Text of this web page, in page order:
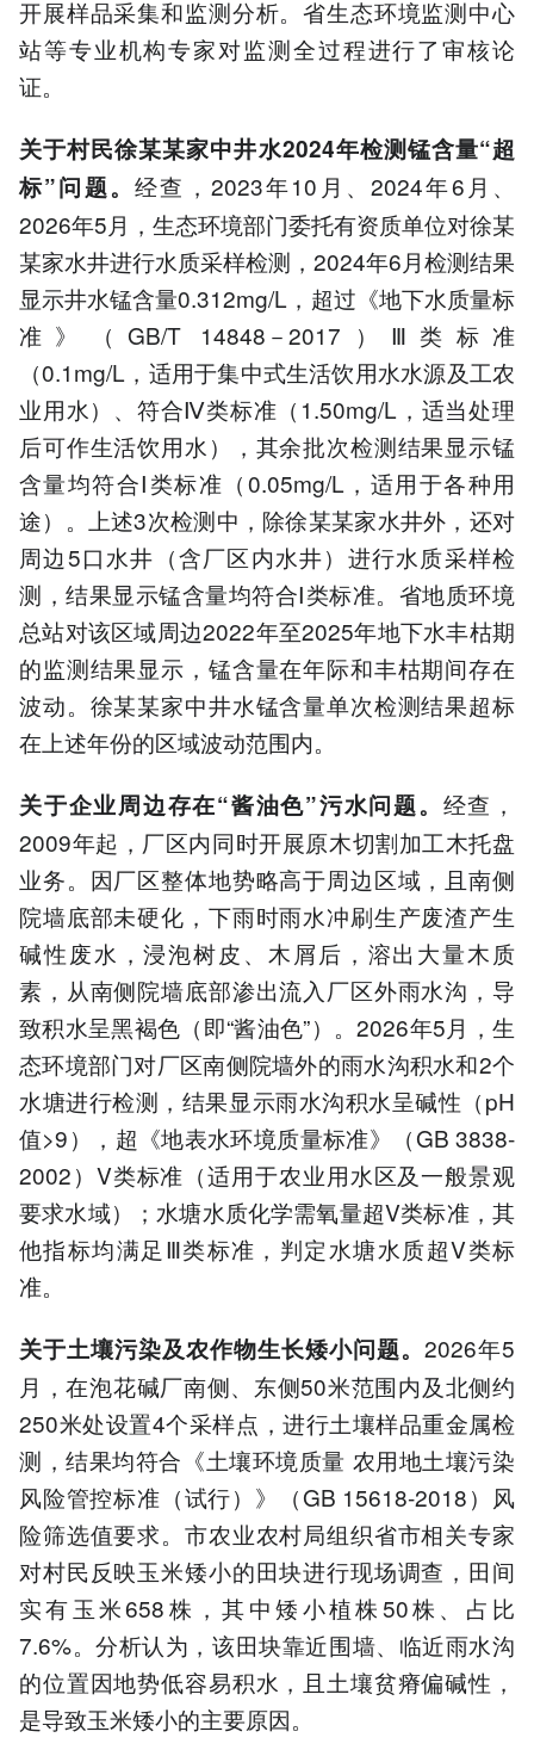
开展样品采集和监测分析。省生态环境监测中心
站等专业机构专家对监测全过程进行了审核论
证。
关于村民徐某某家中井水2024年检测锰含量“超
标”问题。经查，2023年10月、2024年6月、
2026年5月，生态环境部门委托有资质单位对徐某
某家水井进行水质采样检测，2024年6月检测结果
显示井水锰含量0.312mg/L，超过《地下水质量标
准》（GB/T 14848－2017）Ⅲ类标准
（0.1mg/L，适用于集中式生活饮用水水源及工农
业用水）、符合Ⅳ类标准（1.50mg/L，适当处理
后可作生活饮用水），其余批次检测结果显示锰
含量均符合Ⅰ类标准（0.05mg/L，适用于各种用
途）。上述3次检测中，除徐某某家水井外，还对
周边5口水井（含厂区内水井）进行水质采样检
测，结果显示锰含量均符合Ⅰ类标准。省地质环境
总站对该区域周边2022年至2025年地下水丰枯期
的监测结果显示，锰含量在年际和丰枯期间存在
波动。徐某某家中井水锰含量单次检测结果超标
在上述年份的区域波动范围内。
关于企业周边存在“酱油色”污水问题。 经查，
2009年起，厂区内同时开展原木切割加工木托盘
业务。因厂区整体地势略高于周边区域，且南侧
院墙底部未硬化，下雨时雨水冲刷生产废渣产生
碱性废水，浸泡树皮、木屑后，溶出大量木质
素，从南侧院墙底部渗出流入厂区外雨水沟，导
致积水呈黑褐色（即“酱油色”）。2026年5月，生
态环境部门对厂区南侧院墙外的雨水沟积水和2个
水塘进行检测，结果显示雨水沟积水呈碱性（pH
值>9），超《地表水环境质量标准》（GB 3838-
2002）V类标准（适用于农业用水区及一般景观
要求水域）；水塘水质化学需氧量超V类标准，其
他指标均满足Ⅲ类标准，判定水塘水质超V类标
准。
关于土壤污染及农作物生长矮小问题。 2026年5
月，在泡花碱厂南侧、东侧50米范围内及北侧约
250米处设置4个采样点，进行土壤样品重金属检
测，结果均符合《土壤环境质量 农用地土壤污染
风险管控标准（试行）》（GB 15618-2018）风
险筛选值要求。市农业农村局组织省市相关专家
对村民反映玉米矮小的田块进行现场调查，田间
实有玉米658株，其中矮小植株50株、占比
7.6%。分析认为，该田块靠近围墙、临近雨水沟
的位置因地势低容易积水，且土壤贫瘠偏碱性，
是导致玉米矮小的主要原因。